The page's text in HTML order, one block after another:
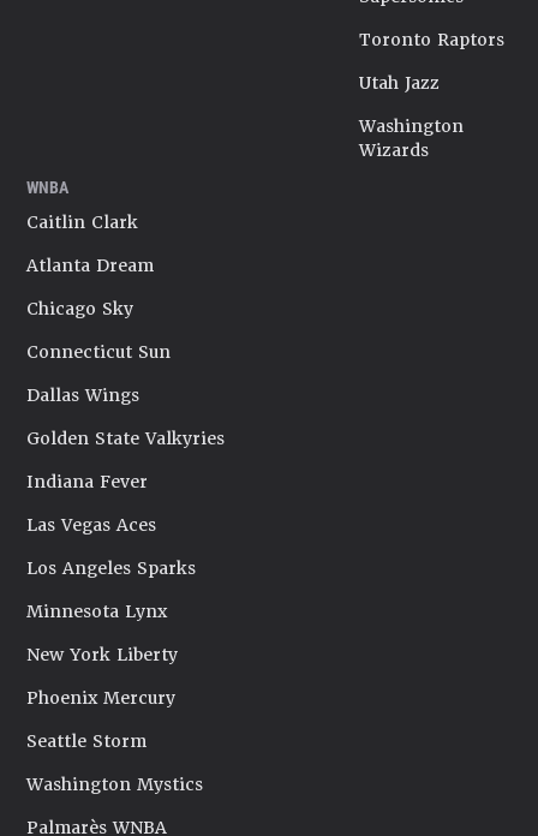
Toronto Raptors
Utah Jazz
Washington
Wizards
WNBA
Caitlin Clark
Atlanta Dream
Chicago Sky
Connecticut Sun
Dallas Wings
Golden State Valkyries
Indiana Fever
Las Vegas Aces
Los Angeles Sparks
Minnesota Lynx
New York Liberty
Phoenix Mercury
Seattle Storm
Washington Mystics
Palmarès WNBA